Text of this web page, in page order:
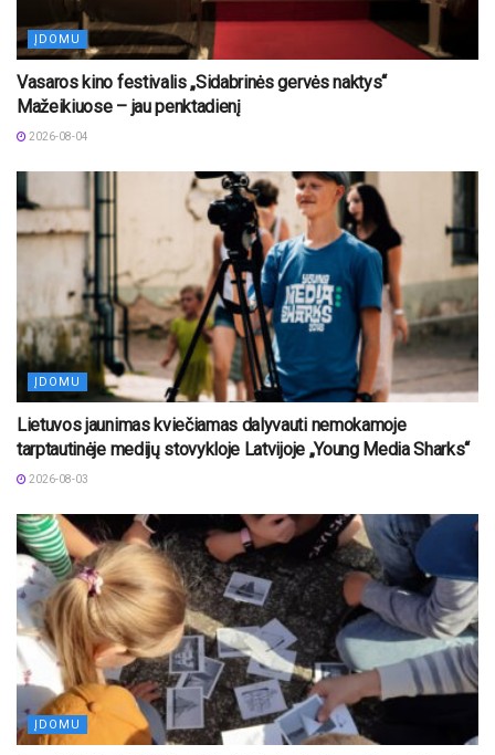
ĮDOMU
Vasaros kino festivalis „Sidabrinės gervės naktys“
Mažeikiuose – jau penktadienį
2026-08-04
ĮDOMU
Lietuvos jaunimas kviečiamas dalyvauti nemokamoje
tarptautinėje medijų stovykloje Latvijoje „Young Media Sharks“
2026-08-03
ĮDOMU